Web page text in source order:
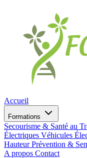
Accueil
Formations
Secourisme & Santé au
Électriques Véhicules
HauteurPrévention &
A propos Contact